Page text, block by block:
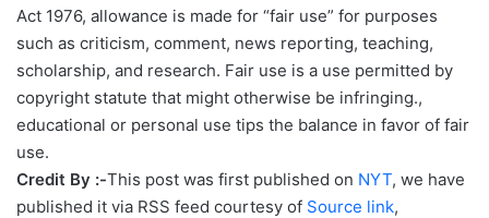
Act 1976, allowance is made for “fair use” for purposes
such as criticism, comment, news reporting, teaching,
scholarship, and research. Fair use is a use permitted by
copyright statute that might otherwise be infringing.,
educational or personal use tips the balance in favor of fair
use.
Credit By :-This post was first published on NYT, we have
published it via RSS feed courtesy of Source link,